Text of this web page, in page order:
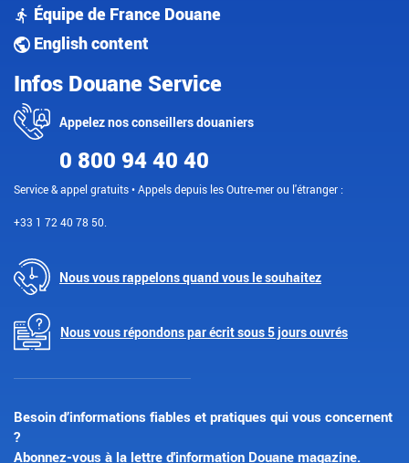
Équipe de France Douane
English content
Infos Douane Service
Appelez nos conseillers douaniers
0 800 94 40 40
Service & appel gratuits • Appels depuis les Outre-mer ou l'étranger :
+33 1 72 40 78 50.
Nous vous rappelons quand vous le souhaitez
Nous vous répondons par écrit sous 5 jours ouvrés
Besoin d’informations fiables et pratiques qui vous concernent
?
Abonnez-vous à la lettre d'information Douane magazine.